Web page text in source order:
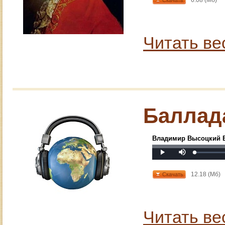
Читать
Владимир Высоцкий
Play Loaded:
0%
Progress:
Скачать 12.18 (Мб)
Читать